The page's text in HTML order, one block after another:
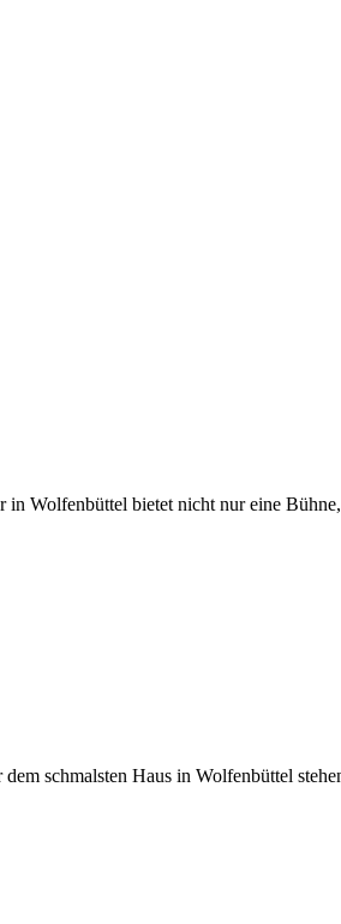
Wolfenbüttel bietet nicht nur eine
schmalsten Haus in Wolfenbüttel